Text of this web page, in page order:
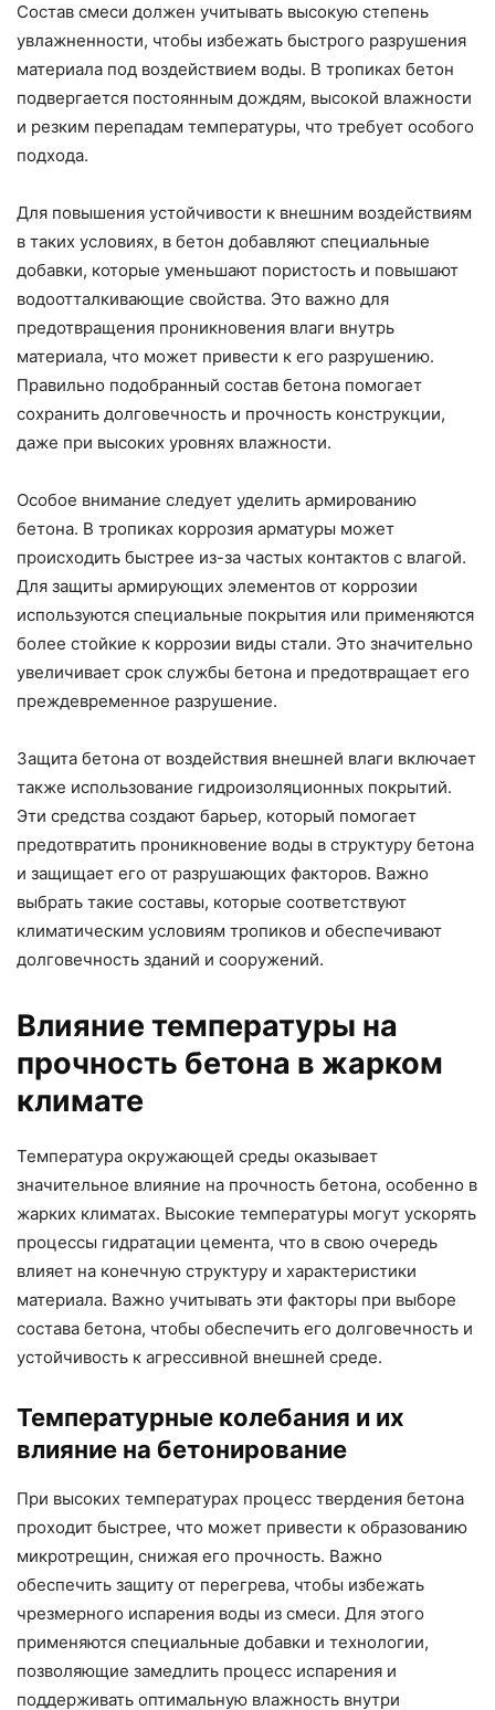
Состав смеси должен учитывать высокую степень
увлажненности, чтобы избежать быстрого разрушения
материала под воздействием воды. В тропиках бетон
подвергается постоянным дождям, высокой влажности
и резким перепадам температуры, что требует особого
подхода.
Для повышения устойчивости к внешним воздействиям
в таких условиях, в бетон добавляют специальные
добавки, которые уменьшают пористость и повышают
водоотталкивающие свойства. Это важно для
предотвращения проникновения влаги внутрь
материала, что может привести к его разрушению.
Правильно подобранный состав бетона помогает
сохранить долговечность и прочность конструкции,
даже при высоких уровнях влажности.
Особое внимание следует уделить армированию
бетона. В тропиках коррозия арматуры может
происходить быстрее из-за частых контактов с влагой.
Для защиты армирующих элементов от коррозии
используются специальные покрытия или применяются
более стойкие к коррозии виды стали. Это значительно
увеличивает срок службы бетона и предотвращает его
преждевременное разрушение.
Защита бетона от воздействия внешней влаги включает
также использование гидроизоляционных покрытий.
Эти средства создают барьер, который помогает
предотвратить проникновение воды в структуру бетона
и защищает его от разрушающих факторов. Важно
выбрать такие составы, которые соответствуют
климатическим условиям тропиков и обеспечивают
долговечность зданий и сооружений.
Влияние температуры на
прочность бетона в жарком
климате
Температура окружающей среды оказывает
значительное влияние на прочность бетона, особенно в
жарких климатах. Высокие температуры могут ускорять
процессы гидратации цемента, что в свою очередь
влияет на конечную структуру и характеристики
материала. Важно учитывать эти факторы при выборе
состава бетона, чтобы обеспечить его долговечность и
устойчивость к агрессивной внешней среде.
Температурные колебания и их
влияние на бетонирование
При высоких температурах процесс твердения бетона
проходит быстрее, что может привести к образованию
микротрещин, снижая его прочность. Важно
обеспечить защиту от перегрева, чтобы избежать
чрезмерного испарения воды из смеси. Для этого
применяются специальные добавки и технологии,
позволяющие замедлить процесс испарения и
поддерживать оптимальную влажность внутри